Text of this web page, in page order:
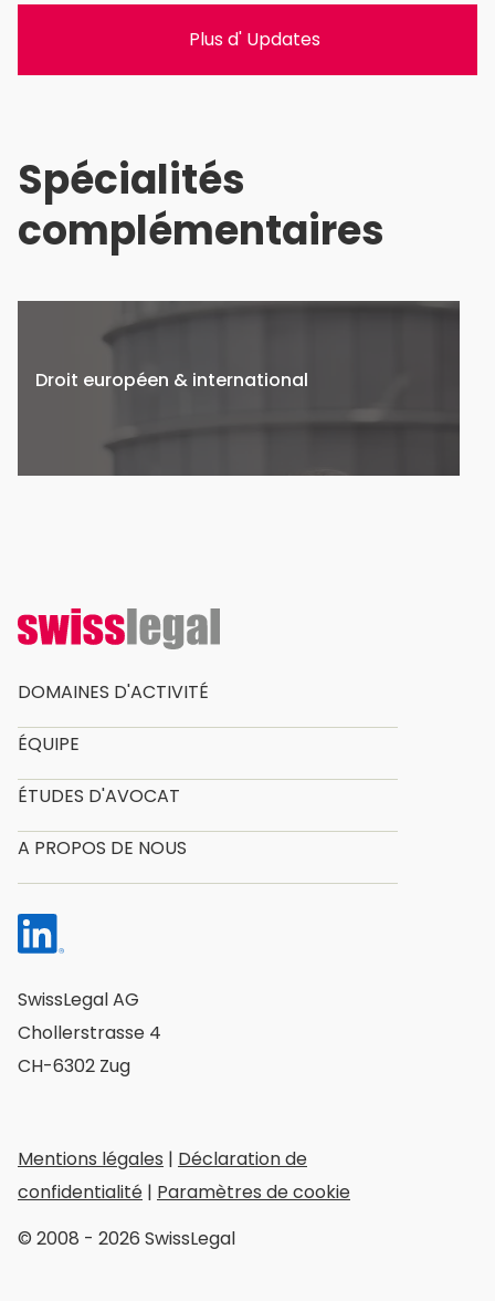
Plus d' Updates
Spécialités
complémentaires
Droit européen & international
DOMAINES D'ACTIVITÉ
ÉQUIPE
ÉTUDES D'AVOCAT
A PROPOS DE NOUS
SwissLegal AG
Chollerstrasse 4
CH-6302 Zug
© 2008 - 2026 SwissLegal
Mentions légales | Déclaration de
confidentialité | Paramètres de cookie